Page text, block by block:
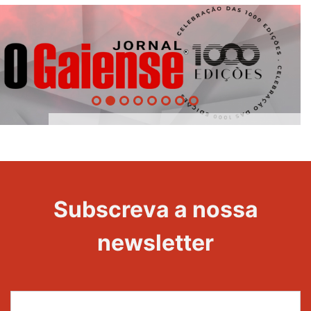
Evento
Subscreva a nossa
newsletter